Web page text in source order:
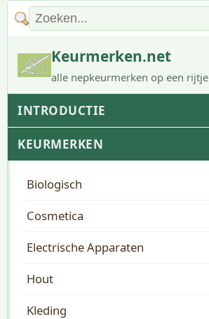
Keurmerken.net
alle nepkeurmerken op een rijtje
INTRODUCTIE
KEURMERKEN
Biologisch
Cosmetica
Electrische Apparaten
Hout
Kleding